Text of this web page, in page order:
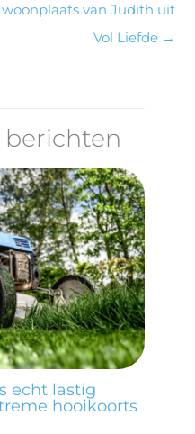
woonplaats van Judith uit
Vol Liefde →
berichten
echt lastig
hooikoorts